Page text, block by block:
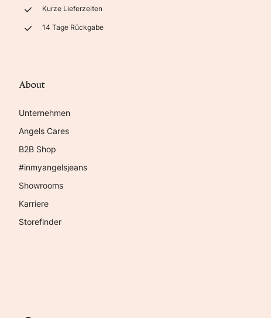
Kurze Lieferzeiten
14 Tage Rückgabe
About
Unternehmen
Angels Cares
B2B Shop
#inmyangelsjeans
Showrooms
Karriere
Storefinder